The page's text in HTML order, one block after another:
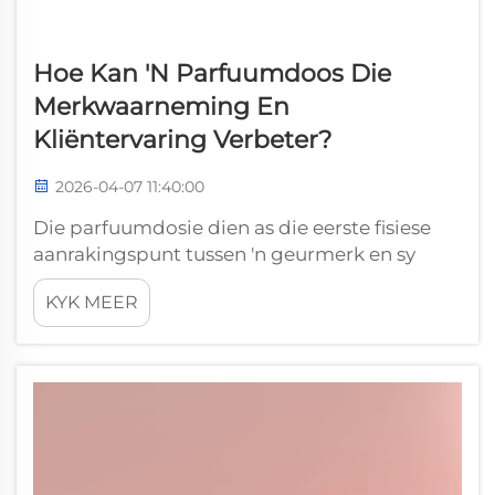
Hoe Kan 'n Parfuumdoos Die
Merkwaarneming En
Kliëntervaring Verbeter?
2026-04-07 11:40:00
Die parfuumdosie dien as die eerste fisiese
aanrakingspunt tussen 'n geurmerk en sy
kliënte, wat dit 'n kritieke element maak in
die vorming van merkwaarneming en die
algehele kliëntervaring. Benewens
funksioneer 'n goed ontwerpte parfuumdosie
KYK MEER